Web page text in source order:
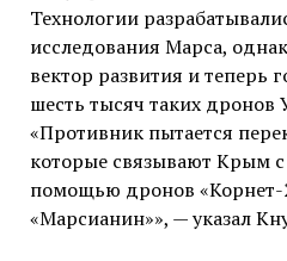
Технологии
исследования Марса,
вектор развития и теперь
шесть тысяч таких дронов
«Противник пытается
которые связывают Крым
помощью дронов «Корнет-
«Марсианин»», — указал